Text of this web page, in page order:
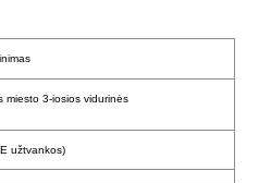
miesto 3-iosios vidurinės
užtvankos)